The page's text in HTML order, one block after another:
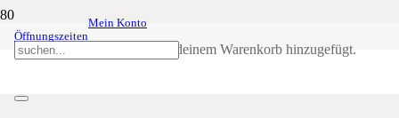
Öffnungszeiten
Mein Konto
wurde deinem Warenkorb hinzugefügt.
Tiroler Dank für Engagement im